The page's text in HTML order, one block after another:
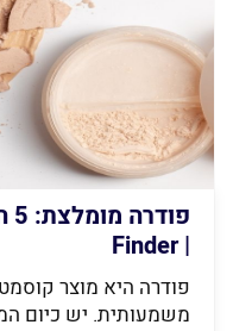
| Finder
פודרה היא מוצר
משמעותית. יש כיום